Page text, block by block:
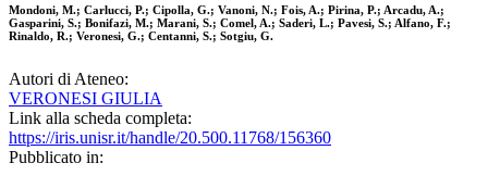
Mondoni, M.; Carlucci, P.; Cipolla, G.; Vanoni, N.; Fois, A.; Pirina, P.; Arcadu, A.;
Gasparini, S.; Bonifazi, M.; Marani, S.; Comel, A.; Saderi, L.; Pavesi, S.; Alfano, F.;
Rinaldo, R.; Veronesi, G.; Centanni, S.; Sotgiu, G.
Autori di Ateneo:
VERONESI GIULIA
Link alla scheda completa:
https://iris.unisr.it/handle/20.500.11768/156360
Pubblicato in: